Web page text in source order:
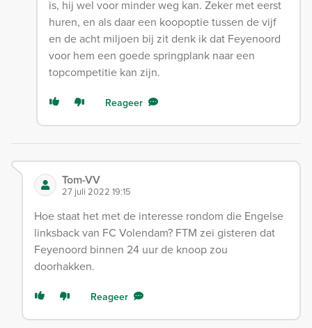
is, hij wel voor minder weg kan. Zeker met eerst
huren, en als daar een koopoptie tussen de vijf
en de acht miljoen bij zit denk ik dat Feyenoord
voor hem een goede springplank naar een
topcompetitie kan zijn.
Reageer
Tom-VV
27 juli 2022 19:15
Hoe staat het met de interesse rondom die Engelse
linksback van FC Volendam? FTM zei gisteren dat
Feyenoord binnen 24 uur de knoop zou
doorhakken.
Reageer